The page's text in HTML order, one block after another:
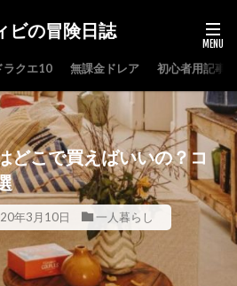
ラクエ10 無課金ドレア 初心者用記事
どこで買えばいいの？コ
年3月10日 一人暮らし